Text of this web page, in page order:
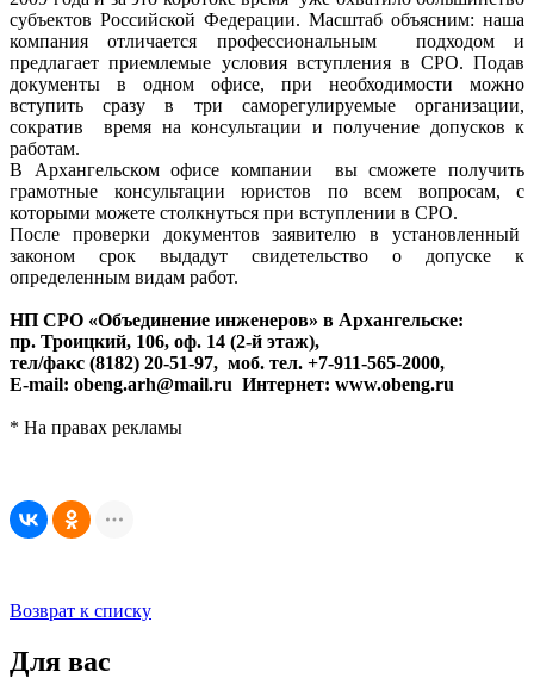
субъектов Российской Федерации. Масштаб объясним: наша
компания отличается профессиональным подходом и
предлагает приемлемые условия вступления в СРО. Подав
документы в одном офисе, при необходимости можно
вступить сразу в три саморегулируемые организации,
сократив время на консультации и получение допусков к
работам.
В Архангельском офисе компании вы сможете получить
грамотные консультации юристов по всем вопросам, с
которыми можете столкнуться при вступлении в СРО.
После проверки документов заявителю в установленный
законом срок выдадут свидетельство о допуске к
определенным видам работ.
НП СРО «Объединение инженеров» в Архангельске:
пр. Троицкий, 106, оф. 14 (2-й этаж),
тел/факс (8182) 20-51-97, моб. тел. +7-911-565-2000,
E-mail: obeng.arh@mail.ru Интернет: www.obeng.ru
* На правах рекламы
Возврат к списку
Для вас